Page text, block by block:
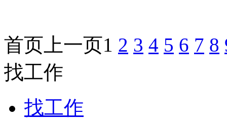
首页 上一页1 2 3 4 5 6 7 8
找工作
找工作